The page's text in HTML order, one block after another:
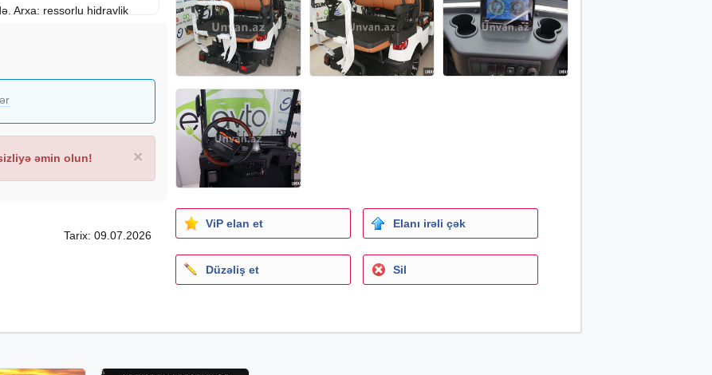
Arxa: ressorlu hidravlik
×
əmin olun!
Tarix: 09.07.2026
ViP elan et Elanı irəli çək
Düzəliş et Sil